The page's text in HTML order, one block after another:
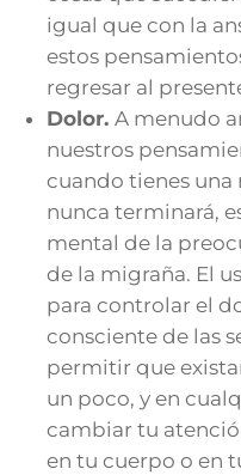
igual que con la
estos
regresar al
Dolor.A menudo
nuestros
cuando tienes una
nunca terminará,
mental de la
de la migraña. El
para controlar el
consciente de las
permitir que
un poco, y en
cambiar tu
en tu cuerpo o en